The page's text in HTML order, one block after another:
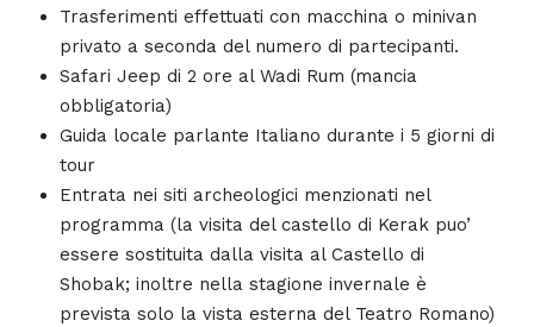
Trasferimenti effettuati con macchina o minivan
privato a seconda del numero di partecipanti.
Safari Jeep di 2 ore al Wadi Rum (mancia
obbligatoria)
Guida locale parlante Italiano durante i 5 giorni di
tour
Entrata nei siti archeologici menzionati nel
programma (la visita del castello di Kerak puo’
essere sostituita dalla visita al Castello di
Shobak; inoltre nella stagione invernale è
prevista solo la vista esterna del Teatro Romano)